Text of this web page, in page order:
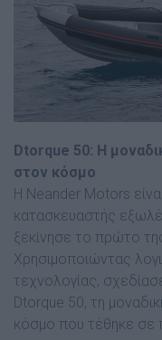
Dtorque 50: Η
στον κόσµο
Η Neander Motors
κατασκευαστής
ξεκίνησε το πρώτο
Χρησιµοποιώντας
τεχνολογίας,
Dtorque 50, τη
κόσµο που τέθηκε σε